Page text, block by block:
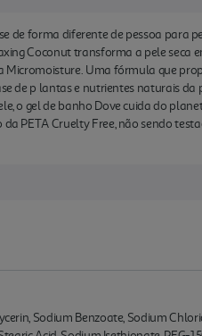
de forma diferente de pessoa para
Coconut transforma a pele seca
Uma fórmula que
de p lantas e nutrientes naturais
o gel de banho Dove cuida do
PETA Cruelty Free, não sendo
Sodium Benzoate, Sodium